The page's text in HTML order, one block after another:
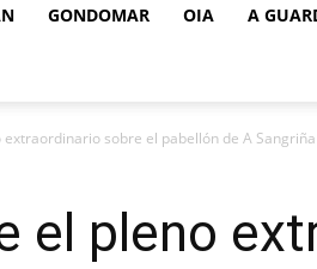
GONDOMAR OIA A
sobre el pabellón de A Sangriña
el pleno